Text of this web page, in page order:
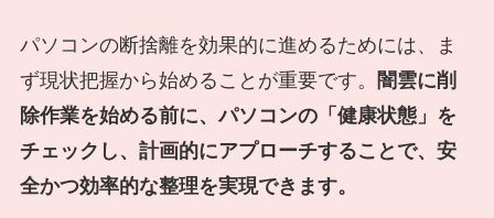
パソコンの断捨離を効果的に進めるためには、ま
ず現状把握から始めることが重要です。
闇雲に削
除作業を始める前に、パソコンの「健康状態」を
チェックし、計画的にアプローチすることで、安
全かつ効率的な整理を実現できます。